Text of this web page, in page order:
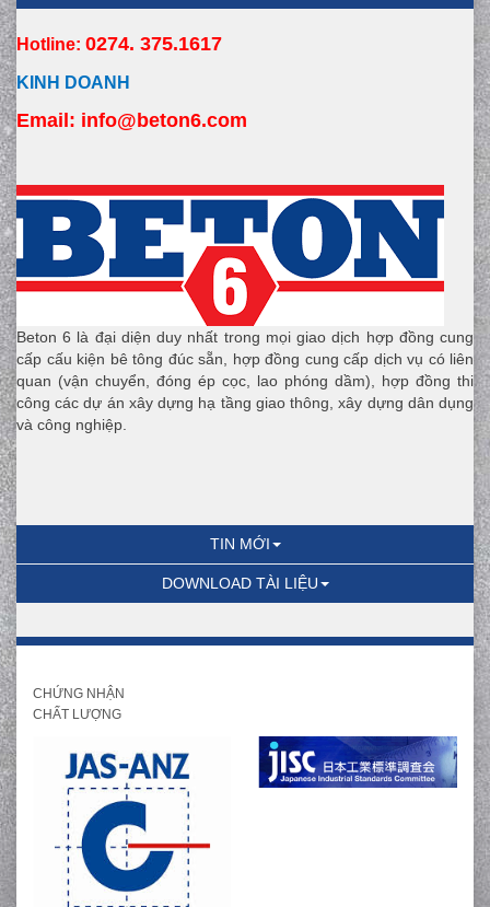
Hotline: 0274. 375.1617
KINH DOANH
Email: info@beton6.com
Beton 6 là đại diện duy nhất trong mọi giao dịch hợp đồng cung
cấp cấu kiện bê tông đúc sẵn, hợp đồng cung cấp dịch vụ có liên
quan (vận chuyển, đóng ép cọc, lao phóng dầm), hợp đồng thi
công các dự án xây dựng hạ tầng giao thông, xây dựng dân dụng
và công nghiệp.
TIN MỚI
DOWNLOAD TÀI LIỆU
CHỨNG NHẬN
CHẤT LƯỢNG